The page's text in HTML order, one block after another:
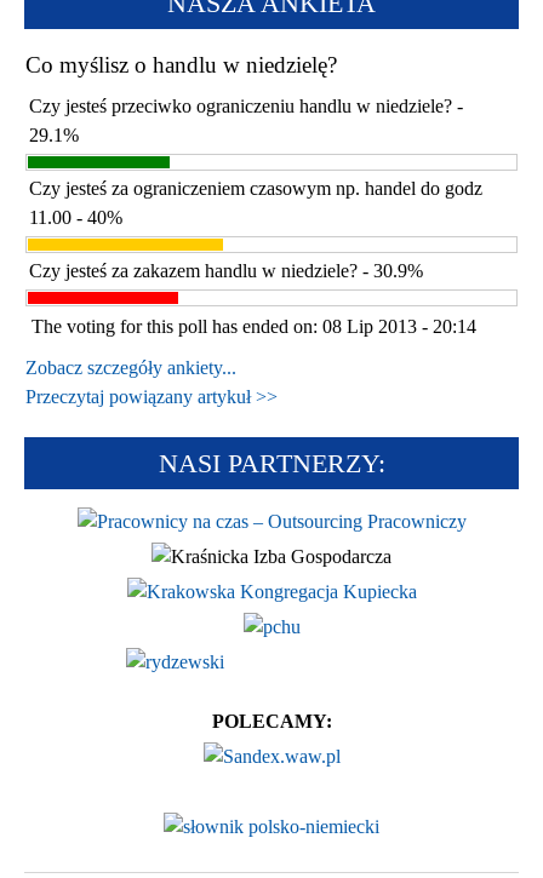
Co myślisz o handlu w niedzielę?
Czy jesteś przeciwko ograniczeniu handlu w niedziele? -
29.1%
Czy jesteś za ograniczeniem czasowym np. handel do godz
11.00 - 40%
Czy jesteś za zakazem handlu w niedziele? - 30.9%
The voting for this poll has ended on: 08 Lip 2013 - 20:14
Zobacz szczegóły ankiety...
Przeczytaj powiązany artykuł >>
NASI PARTNERZY:
POLECAMY: